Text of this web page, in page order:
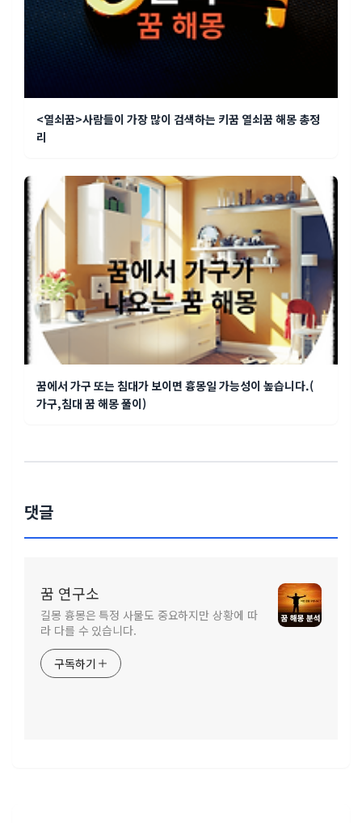
<열쇠꿈>사람들이 가장 많이 검색하는 키꿈 열쇠꿈 해몽 총정
리
꿈에서 가구 또는 침대가 보이면 흉몽일 가능성이 높습니다.(
가구,침대 꿈 해몽 풀이)
댓글
꿈 연구소
길몽 흉몽은 특정 사물도 중요하지만 상황에 따
라 다를 수 있습니다.
구독하기